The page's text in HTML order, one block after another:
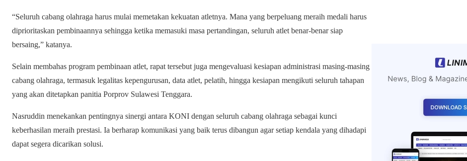
“Seluruh cabang olahraga harus mulai memetakan kekuatan atletnya. Mana yang berpeluang meraih medali harus
diprioritaskan pembinaannya sehingga ketika memasuki masa pertandingan, seluruh atlet benar-benar siap
bersaing,” katanya.
Selain membahas program pembinaan atlet, rapat tersebut juga mengevaluasi kesiapan administrasi masing-masing
cabang olahraga, termasuk legalitas kepengurusan, data atlet, pelatih, hingga kesiapan mengikuti seluruh tahapan
yang akan ditetapkan panitia Porprov Sulawesi Tenggara.
Nasruddin menekankan pentingnya sinergi antara KONI dengan seluruh cabang olahraga sebagai kunci
keberhasilan meraih prestasi. Ia berharap komunikasi yang baik terus dibangun agar setiap kendala yang dihadapi
dapat segera dicarikan solusi.